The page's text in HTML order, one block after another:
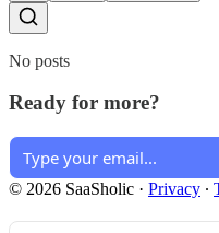
No posts
Ready for more?
© 2026 SaaSholic · Privacy ∙